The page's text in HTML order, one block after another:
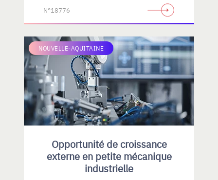
N°18776
NOUVELLE-AQUITAINE
Opportunité de croissance
externe en petite mécanique
industrielle